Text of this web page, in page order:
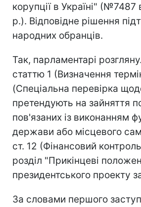
корупції в Україні" (№7487
р.). Відповідне рішення
народних обранців.
Так, парламентарі
статтю 1 (Визначення
(Спеціальна перевірка
претендують на зайняття
пов'язаних із виконанням
держави або місцевого
ст. 12 (Фінансовий
розділ "Прикінцеві
президентського проекту
За словами першого